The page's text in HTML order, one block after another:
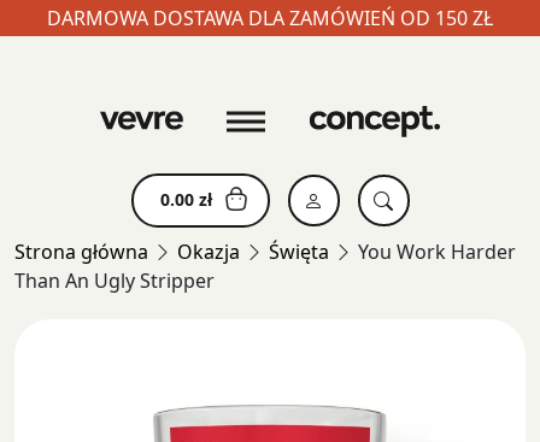
DARMOWA DOSTAWA DLA ZAMÓWIEŃ OD 150 ZŁ
0.00 zł
Strona główna Okazja Święta
You Work Harder
Than An Ugly Stripper